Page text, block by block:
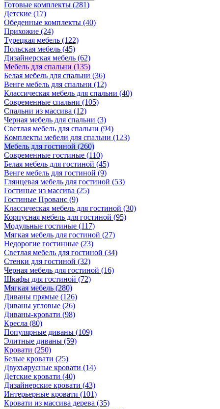
Готовые комплекты (281)
Детские (17)
Обеденные комплекты (40)
Прихожие (24)
Турецкая мебель (122)
Польская мебель (45)
Дизайнерская мебель (62)
Мебель для спальни (135)
Белая мебель для спальни (36)
Венге мебель для спальни (12)
Классическая мебель для спальни (40)
Современные спальни (105)
Спальни из массива (12)
Черная мебель для спальни (3)
Светлая мебель для спальни (94)
Комплекты мебели для спальни (123)
Мебель для гостиной (260)
Современные гостиные (110)
Белая мебель для гостиной (45)
Венге мебель для гостиной (9)
Глянцевая мебель для гостиной (53)
Гостиные из массива (25)
Гостиные Прованс (9)
Классическая мебель для гостиной (30)
Корпусная мебель для гостиной (95)
Модульные гостиные (117)
Мягкая мебель для гостиной (27)
Недорогие гостинные (23)
Светлая мебель для гостиной (34)
Стенки для гостиной (32)
Черная мебель для гостиной (16)
Шкафы для гостиной (72)
Мягкая мебель (280)
Диваны прямые (126)
Диваны угловые (26)
Диваны-кровати (98)
Кресла (80)
Популярные диваны (109)
Элитные диваны (59)
Кровати (250)
Белые кровати (25)
Двухъярусные кровати (14)
Детские кровати (40)
Дизайнерские кровати (43)
Интерьерные кровати (101)
Кровати из массива дерева (35)